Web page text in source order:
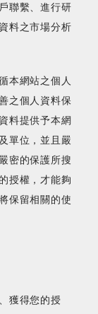
聯繫、進行研
料之市場分析
本網站之個人
之個人資料保
料提供予本網
單位，並且嚴
密的保護所搜
授權，才能夠
保留相關的使
獲得您的授